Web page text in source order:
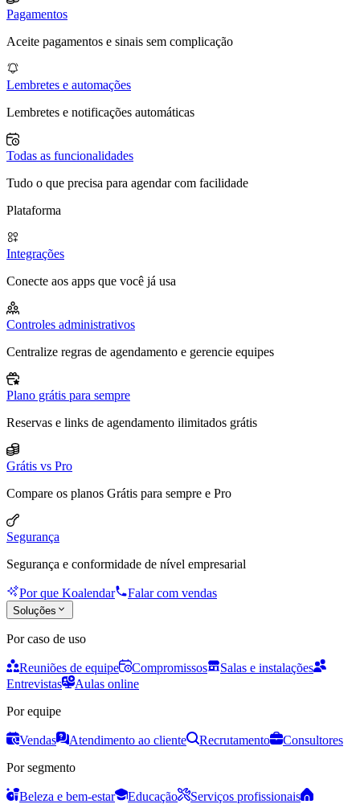
Pagamentos
Aceite pagamentos e sinais sem complicação
Lembretes e automações
Lembretes e notificações automáticas
Todas as funcionalidades
Tudo o que precisa para agendar com facilidade
Plataforma
Integrações
Conecte aos apps que você já usa
Controles administrativos
Centralize regras de agendamento e gerencie equipes
Plano grátis para sempre
Reservas e links de agendamento ilimitados grátis
Grátis vs Pro
Compare os planos Grátis para sempre e Pro
Segurança
Segurança e conformidade de nível empresarial
Por que Koalendar Falar com vendas
Soluções
Por caso de uso
Reuniões de equipe Compromissos
Salas e instalações
Entrevistas
Aulas online
Por equipe
Vendas Atendimento ao cliente Recrutamento
Consultores
Por segmento
Beleza e bem-estar Educação
Serviços profissionais